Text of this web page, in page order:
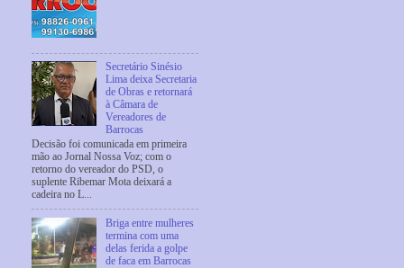
Secretário Sinésio
Lima deixa Secretaria
de Obras e retornará
à Câmara de
Vereadores de
Barrocas
Decisão foi comunicada em primeira
mão ao Jornal Nossa Voz; com o
retorno do vereador do PSD, o
suplente Ribemar Mota deixará a
cadeira no L...
Briga entre mulheres
termina com uma
delas ferida a golpe
de faca em Barrocas